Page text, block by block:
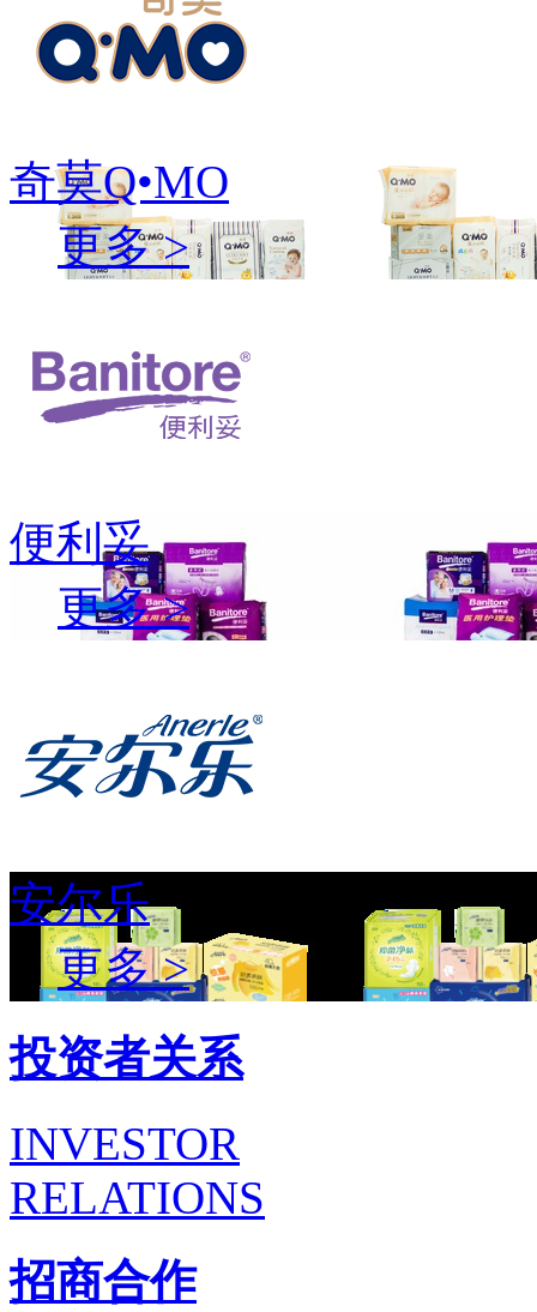
奇莫Q•MO
更多 >
便利妥
更多 >
安尔乐
更多 >
投资者关系
INVESTOR
RELATIONS
招商合作